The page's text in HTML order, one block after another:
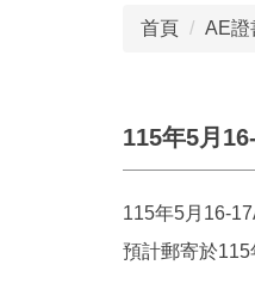
首頁 AE證
115年5月
115年5月16-
預計郵寄於